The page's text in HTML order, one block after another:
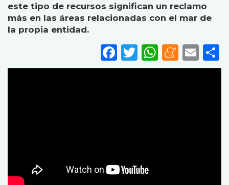
este tipo de recursos significan un reclamo
más en las áreas relacionadas con el mar de
la propia entidad.
Facebook
Twitter